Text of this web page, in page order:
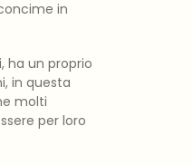
in
ha un proprio
in questa
molti
per loro